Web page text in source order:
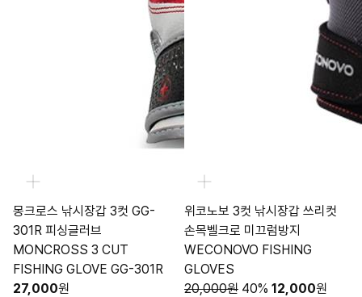
몽크로스 낚시장갑 3컷 GG-
301R 피싱글러브
MONCROSS 3 CUT
FISHING GLOVE GG-301R
27,000원
위코노보 3컷 낚시장갑 쓰리컷
손목벨크로 미끄럼방지
WECONOVO FISHING
GLOVES
20,000원 40% 12,000원